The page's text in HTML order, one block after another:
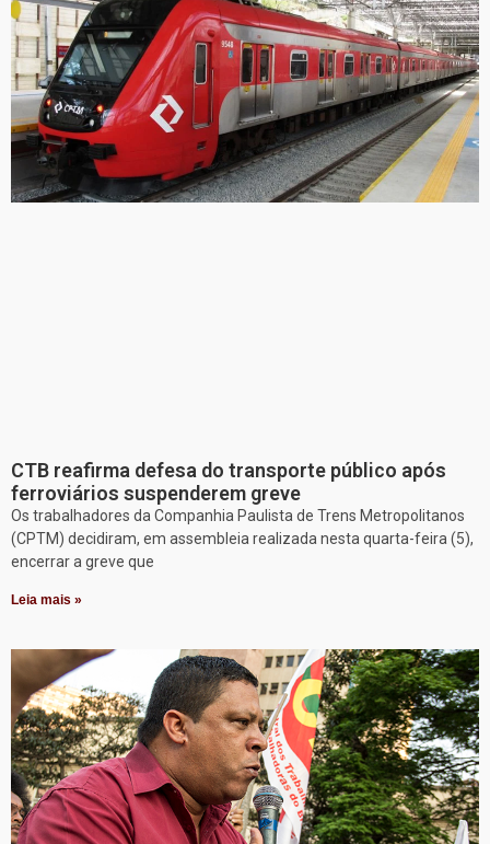
CTB reafirma defesa do transporte público após
ferroviários suspenderem greve
Os trabalhadores da Companhia Paulista de Trens Metropolitanos
(CPTM) decidiram, em assembleia realizada nesta quarta-feira (5),
encerrar a greve que
Leia mais »